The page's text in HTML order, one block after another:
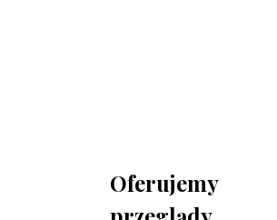
Oferujemy